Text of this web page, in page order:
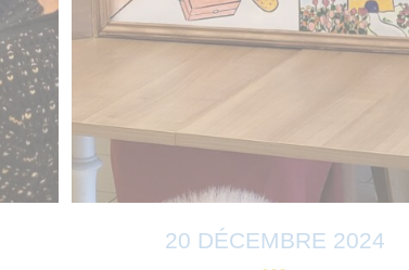
20 DÉCEMBRE 2024